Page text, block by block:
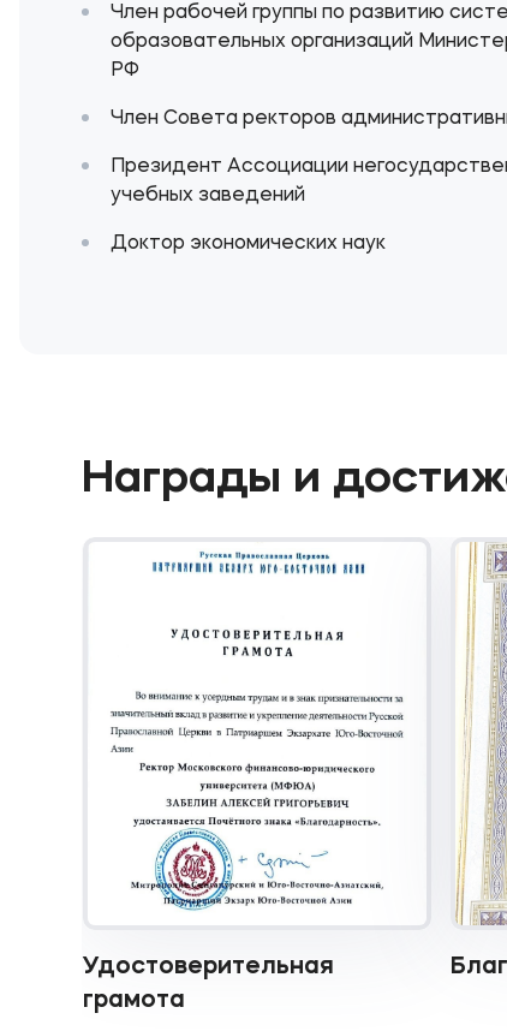
Член рабочей группы по развитию
образовательных организаций
РФ
Член Совета ректоров
Президент Ассоциации
учебных заведений
Доктор экономических наук
Награды и
Удостоверительная
грамота